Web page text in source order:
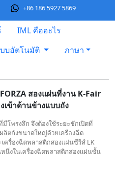
+86 186 5927 5869
IML คืออะไร
บอัตโนมัติ
ภาษา
สองแผ่นที่งาน K-Fair
ข้าด้านข้างแบบถัง
โพรงลึก จึงต้องใช้ระยะชักเปิดที่
ลิตถังขนาดใหญ่ด้วยเครื่องฉีด
ครื่องฉีดพลาสติกสองแผ่นซีรีส์ LK
หนึ่งในเครื่องฉีดพลาสติกสองแผ่นชั้น